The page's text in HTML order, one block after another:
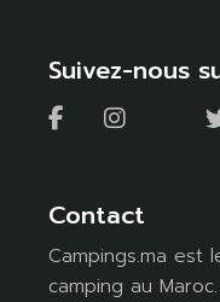
Suivez-nous
Contact
Campings.ma est
camping au